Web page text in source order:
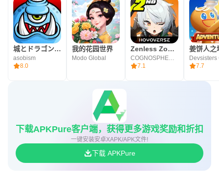
城とドラゴン - 『3連続復刻コラボ祭』 開催中
asobism
8.0
我的花园世界
Modo Global
Zenless Zone Zero
7.1
姜饼人之
7.7
下载APKPure客户端，获得更多游戏奖励和折扣
一键安装安卓XAPK/APK文件!
下载 APKPure